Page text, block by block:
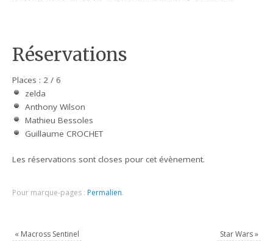
Réservations
Places : 2 / 6
zelda
Anthony Wilson
Mathieu Bessoles
Guillaume CROCHET
Les réservations sont closes pour cet évènement.
Pour marque-pages : Permalien.
« Macross Sentinel Star Wars»